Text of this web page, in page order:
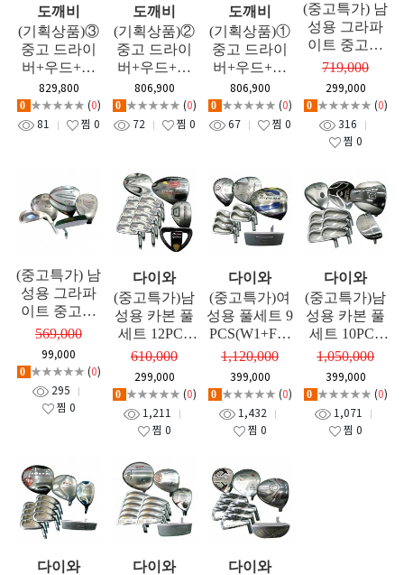
도깨비
(기획상품)③
중고 드라이
버+우드+유
틸+퍼터+신
품 아이언세
트(케이디엑
829,800
0 ★★★★★ (0)
81
찜 0
도깨비
(기획상품)②
중고 드라이
버+우드+유
틸+퍼터+신
품 아이언세
트(케이디엑
GF
806,900
0 ★★★★★ (0)
72
찜 0
도깨비
(기획상품)①
중고 드라이
버+우드+유
틸+퍼터+신
품 아이언세
트(케이디엑
GF
806,900
0 ★★★★★ (0)
67
찜 0
(중고특가) 남
성용 그라파
이트 중고풀
세트 구성 (W
1+FW+UT+9I
+PT)
719,000
299,000
0 ★★★★★ (0)
316
찜 0
(중고특가) 남
성용 그라파
이트 중고풀
세트 구성 (W
1+FW+UT+9I
+PT)
569,000
99,000
0 ★★★★★ (0)
295
찜 0
다이와
(중고특가)남
성용 카본 풀
세트 12PCS
(W1+FW+UT
+8I+P)
610,000
299,000
0 ★★★★★ (0)
1,211
찜 0
다이와
(중고특가)여
성용 풀세트 9
PCS(W1+FW
+UT+5I+P)
1,120,000
399,000
0 ★★★★★ (0)
1,432
찜 0
다이와
(중고특가)남
성용 카본 풀
세트 10PCS
(W1+FW+UT
+6I+P)
1,050,000
399,000
0 ★★★★★ (0)
1,071
찜 0
다이와
다이와
다이와